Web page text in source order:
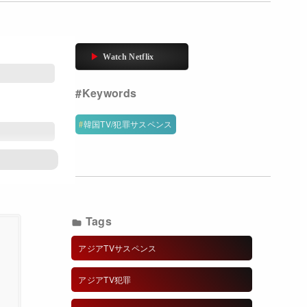
韓国TV/犯罪サスペンス
Tags
アジアTVサスペンス
アジアTV犯罪